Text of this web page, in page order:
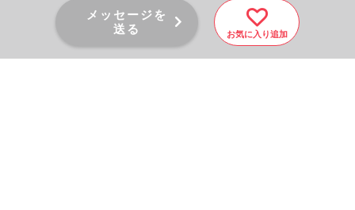
メッセージを
送る
お気に入り追加